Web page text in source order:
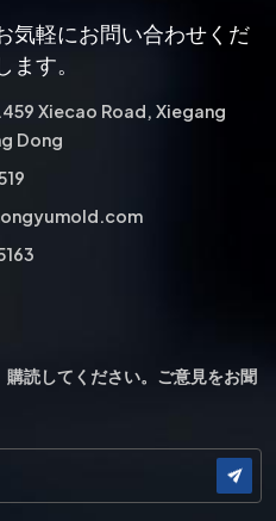
気軽にお問い合わせくだ
す。
Xiecao Road, Xiegang
Dong
読してください。ご意見をお聞